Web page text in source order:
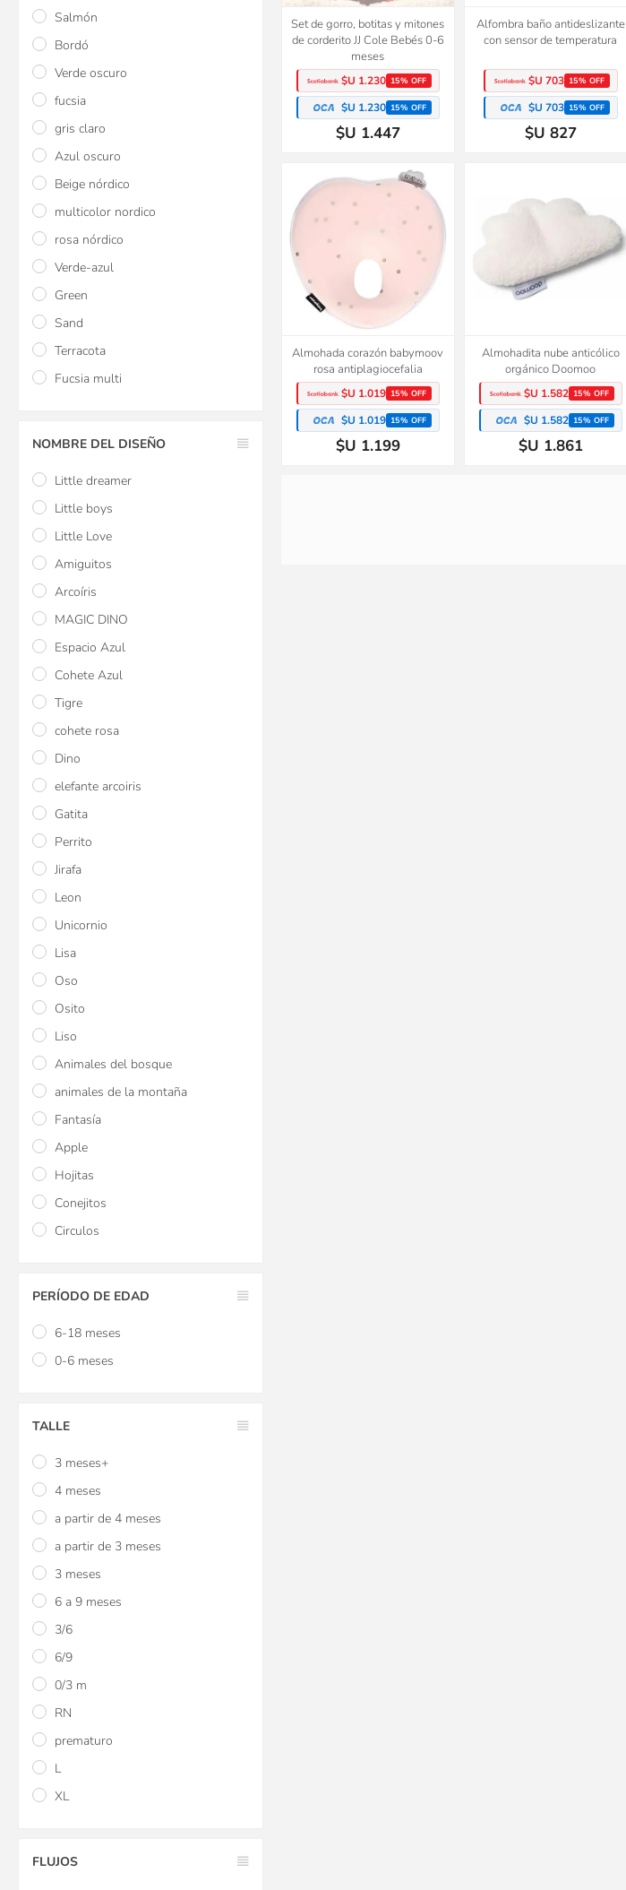
Set de gorro, botitas y mitones
de corderito JJ Cole Bebés 0-6
meses
$U 1.230 15% OFF
$U 1.230 15% OFF
$U 1.447
Alfombra baño antideslizante
con sensor de temperatura
$U 703 15% OFF
$U 703 15% OFF
$U 827
Almohada corazón babymoov
rosa antiplagiocefalia
$U 1.019 15% OFF
$U 1.019 15% OFF
$U 1.199
Almohadita nube anticólico
orgánico Doomoo
$U 1.582 15% OFF
$U 1.582 15% OFF
$U 1.861
Salmón
Bordó
Verde oscuro
fucsia
gris claro
Azul oscuro
Beige nórdico
multicolor nordico
rosa nórdico
Verde-azul
Green
Sand
Terracota
Fucsia multi
NOMBRE DEL DISEÑO
Little dreamer
Little boys
Little Love
Amiguitos
Arcoíris
MAGIC DINO
Espacio Azul
Cohete Azul
Tigre
cohete rosa
Dino
elefante arcoiris
Gatita
Perrito
Jirafa
Leon
Unicornio
Lisa
Oso
Osito
Liso
Animales del bosque
animales de la montaña
Fantasía
Apple
Hojitas
Conejitos
Circulos
PERÍODO DE EDAD
6-18 meses
0-6 meses
TALLE
3 meses+
4 meses
a partir de 4 meses
a partir de 3 meses
3 meses
6 a 9 meses
3/6
6/9
0/3 m
RN
prematuro
L
XL
FLUJOS